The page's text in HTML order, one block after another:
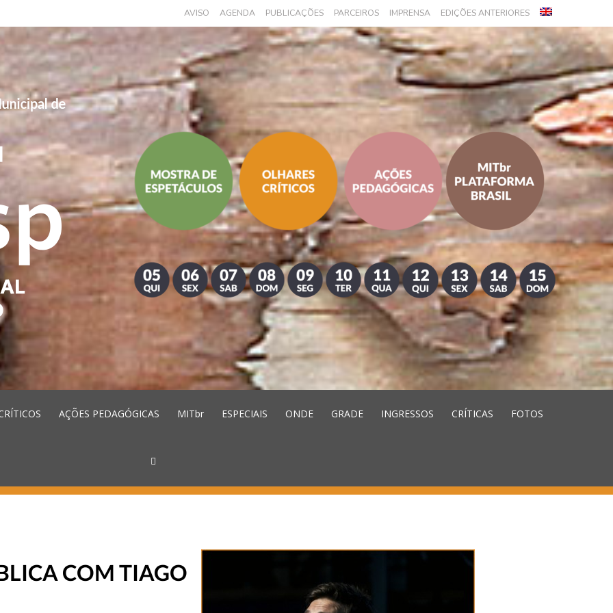
AVISO AGENDA PUBLICAÇÕES PARCEIROS IMPRENSA EDIÇÕES ANTERIORES
AÇÕES PEDAGÓGICAS MITbr ESPECIAIS ONDE GRADE INGRESSOS CRÍTICAS FOTOS
COM TIAGO